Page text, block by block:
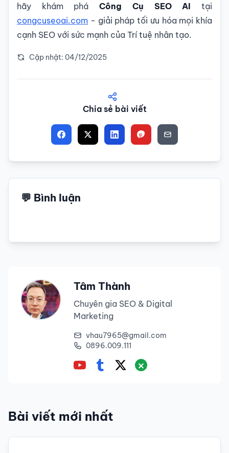
hãy khám pháCông Cụ SEO AI tại
congcuseoai.com - giải pháp tối ưu hóa mọi khía
cạnh SEO với sức mạnh của Trí tuệ nhân tạo.
Cập nhật: 04/12/2025
Chia sẻ bài viết
💬 Bình luận
Tâm Thành
Chuyên gia SEO & Digital
Marketing
vhau7965@gmail.com
0896.009.111
Bài viết mới nhất